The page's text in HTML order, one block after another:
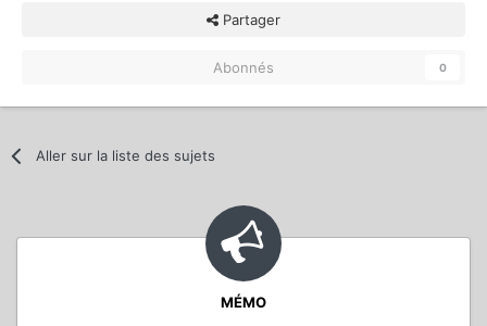
Partager
Abonnés 0
Aller sur la liste des sujets
MÉMO